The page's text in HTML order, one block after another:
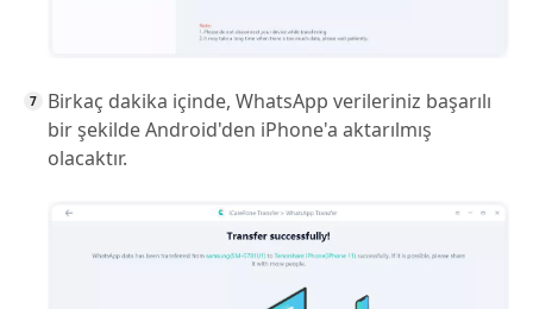
Birkaç dakika içinde, WhatsApp verileriniz başarılı
bir şekilde Android'den iPhone'a aktarılmış
olacaktır.